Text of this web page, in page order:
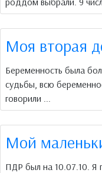
Моя вторая
Беременность была
судьбы, всю
говорили ...
Мой
ПДР был на 10.07.10. Я